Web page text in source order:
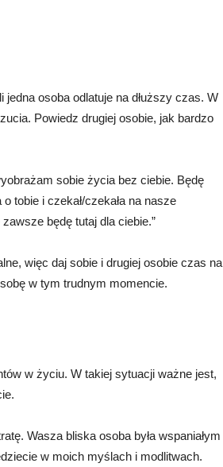
osoba odlatuje na dłuższy czas. W
Powiedz drugiej osobie, jak bardzo
sobie życia bez ciebie. Będę
tobie i czekał/czekała na nasze
będę tutaj dla ciebie.”
więc daj sobie i drugiej osobie czas na
w tym trudnym momencie.
w życiu. W takiej sytuacji ważne jest,
Wasza bliska osoba była wspaniałym
w moich myślach i modlitwach.